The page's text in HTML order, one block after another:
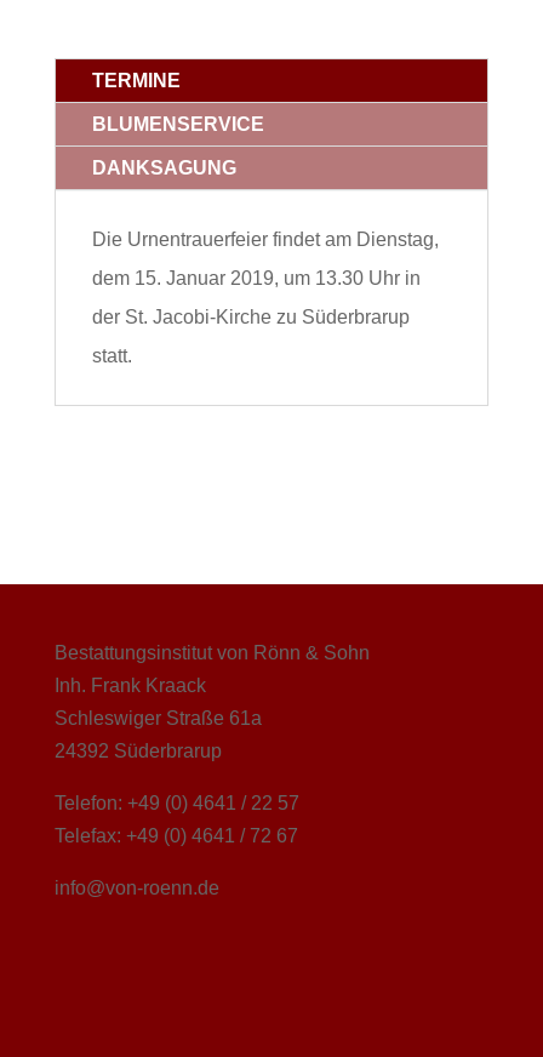
TERMINE
BLUMENSERVICE
DANKSAGUNG
Die Urnentrauerfeier findet am Dienstag,
dem 15. Januar 2019, um 13.30 Uhr in
der St. Jacobi-Kirche zu Süderbrarup
statt.
Bestattungsinstitut von Rönn & Sohn
Inh. Frank Kraack
Schleswiger Straße 61a
24392 Süderbrarup
Telefon: +49 (0) 4641 / 22 57
Telefax: +49 (0) 4641 / 72 67
info@von-roenn.de